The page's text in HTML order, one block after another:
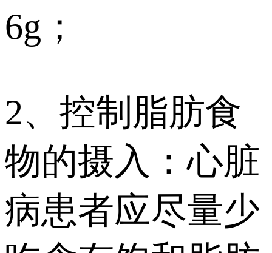
6g；
2、控制脂肪食
物的摄入：心脏
病患者应尽量少